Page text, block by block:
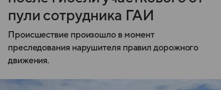
пули сотрудника ГАИ
Происшествие произошло в момент
преследования нарушителя правил дорожного
движения.